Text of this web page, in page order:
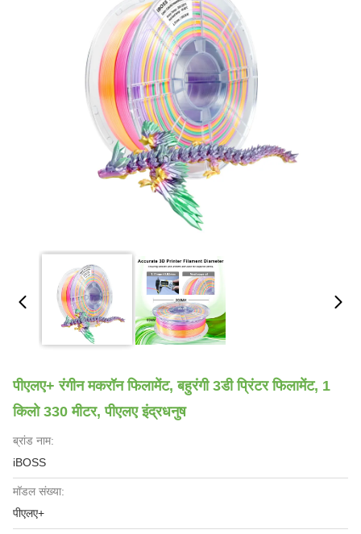
पीएलए+ रंगीन मकरॉन फिलामेंट, बहुरंगी 3डी प्रिंटर फिलामेंट, 1
किलो 330 मीटर, पीएलए इंद्रधनुष
ब्रांड नाम:
iBOSS
मॉडल संख्या:
पीएलए+